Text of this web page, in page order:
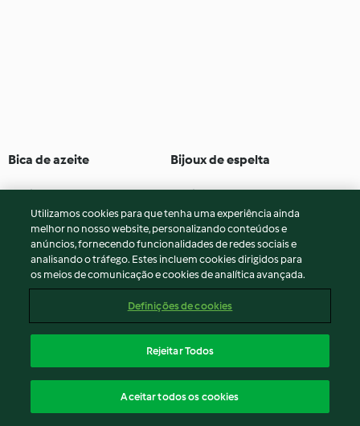
Bica de azeite Bijoux de espelta
Bijoux de trigo e centeio Bola de azeite
Utilizamos cookies para que tenha uma experiência ainda
melhor no nosso website, personalizando conteúdos e
anúncios, fornecendo funcionalidades de redes sociais e
analisando o tráfego. Estes incluem cookies dirigidos para
os meios de comunicação e cookies de analítica avançada.
Definições de cookies
Rejeitar Todos
Aceitar todos os cookies